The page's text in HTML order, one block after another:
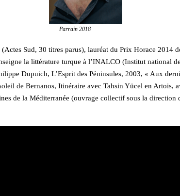
Parrain 2018
Sud, 30 titres parus), lauréat du Prix Horace 2014
la littérature turque à l’INALCO (Institut national
Dupuich, L’Esprit des Péninsules, 2003, « Aux
de Bernanos, Itinéraire avec Tahsin Yücel en
de la Méditerranée (ouvrage collectif sous la direction